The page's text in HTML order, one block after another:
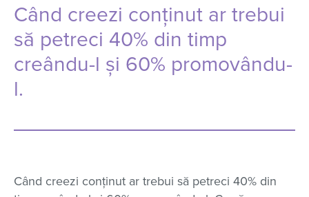
Când creezi conținut ar trebui
să petreci 40% din timp
creându-l și 60% promovându-
l.
Când creezi conținut ar trebui să petreci 40% din